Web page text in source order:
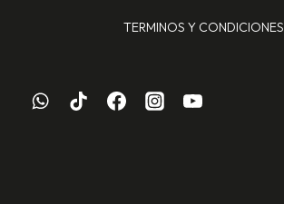
TERMINOS Y CONDICIONES